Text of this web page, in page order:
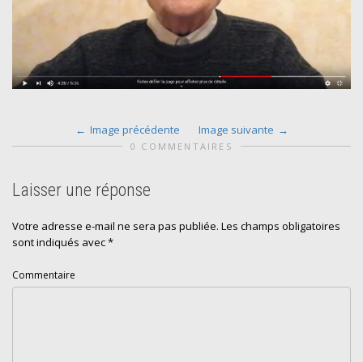
Image précédente Image suivante
0 COMMENTAIRES
Laisser une réponse
Votre adresse e-mail ne sera pas publiée. Les champs obligatoires
sont indiqués avec*
Commentaire